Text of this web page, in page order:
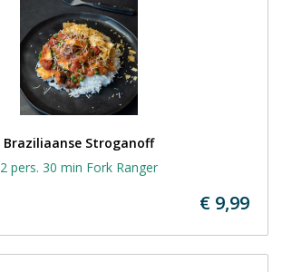
Braziliaanse Stroganoff
2 pers. 30 min Fork Ranger
€ 9,99